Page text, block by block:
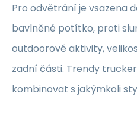
Pro odvětrání je vsazena
bavlněné potítko, proti
outdoorové aktivity,
zadní části. Trendy
kombinovat s jakýmkoli